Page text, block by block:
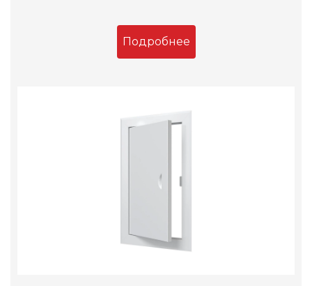
Подробнее